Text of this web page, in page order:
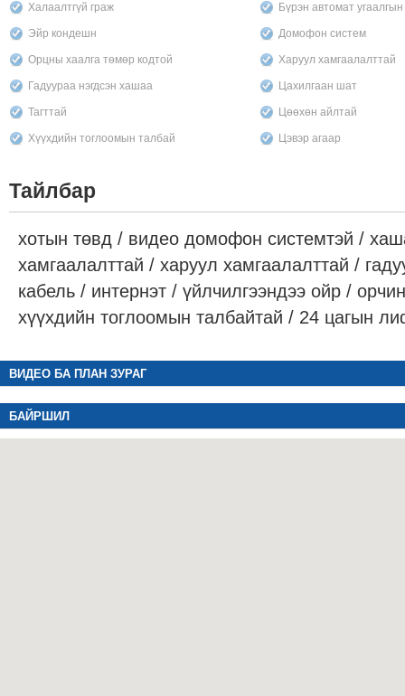
Халаалтгүй граж Бүрэн автомат
Эйр кондешн Домофон систем
Орцны хаалга төмөр кодтой Харуул хамгаалалттай
Гадуураа нэгдсэн хашаа Цахилгаан шат
Тагттай Цөөхөн айлтай
Хүүхдийн тоглоомын талбай Цэвэр агаар
Тайлбар
хотын төвд / видео домофон системтэй /
хамгаалалттай / харуул хамгаалалттай /
кабель / интернэт / үйлчилгээндээ ойр /
хүүхдийн тоглоомын талбайтай / 24 цагын
ВИДЕО БА ПЛАН ЗУРАГ
БАЙРШИЛ